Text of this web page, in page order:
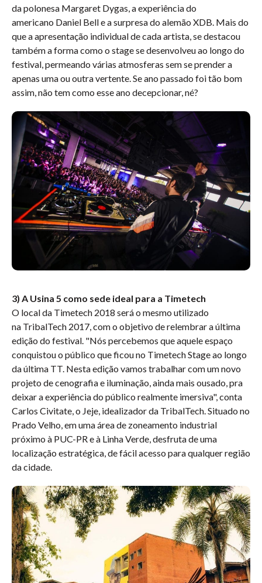
da polonesa Margaret Dygas, a experiência do
americano Daniel Belle a surpresa do alemão XDB. Mais do
que a apresentação individual de cada artista, se destacou
também a forma como o stage se desenvolveu ao longo do
festival, permeando várias atmosferas sem se prender a
apenas uma ou outra vertente. Se ano passado foi tão bom
assim, não tem como esse ano decepcionar, né?
3) A Usina 5 como sede ideal para a Timetech
O local da Timetech 2018 será o mesmo utilizado
na TribalTech 2017,com o objetivo de relembrar a última
edição do festival. "Nós percebemos que aquele espaço
conquistou o público que ficou no TimetechStage ao longo
da última TT. Nesta edição vamos trabalhar com um novo
projeto de cenografia e iluminação, ainda mais ousado, pra
deixar a experiência do público realmente imersiva", conta
Carlos Civitate, o Jeje, idealizador da TribalTech. Situado no
Prado Velho, em uma área de zoneamento industrial
próximo à PUC-PR e à Linha Verde, desfruta de uma
localização estratégica, de fácil acesso para qualquer região
da cidade.